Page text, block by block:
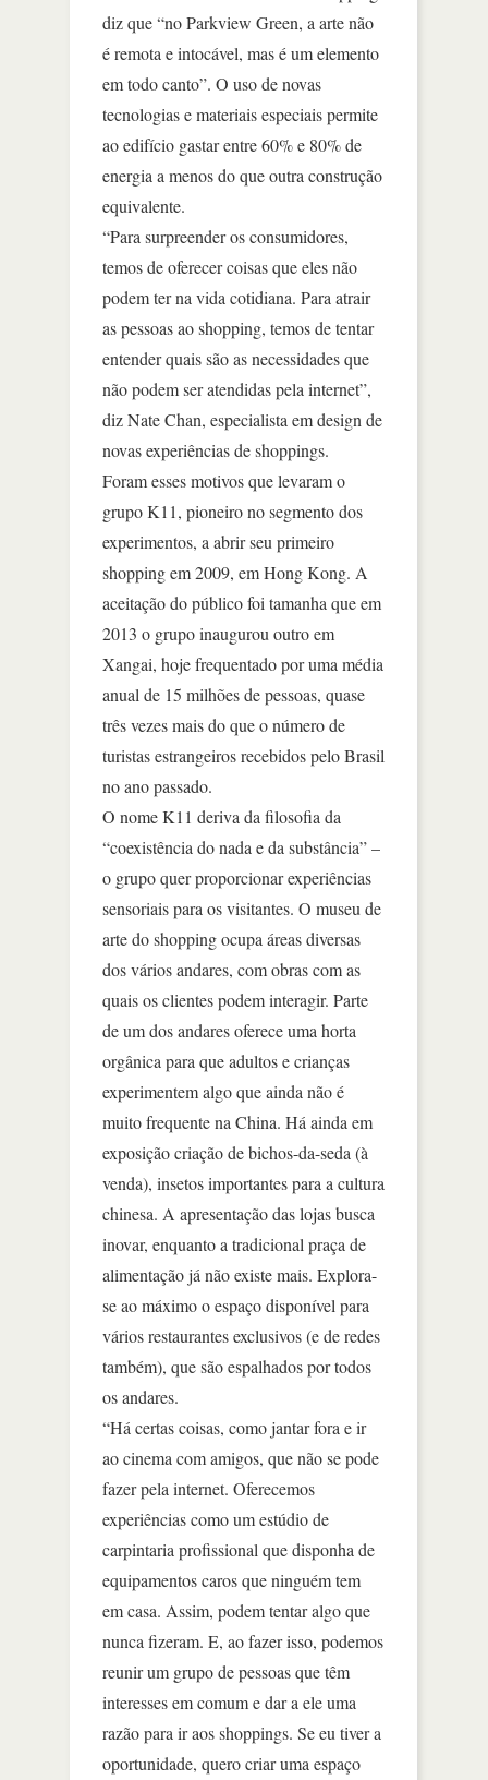
diz que “no Parkview Green, a arte não
é remota e intocável, mas é um elemento
em todo canto”. O uso de novas
tecnologias e materiais especiais permite
ao edifício gastar entre 60% e 80% de
energia a menos do que outra construção
equivalente.
“Para surpreender os consumidores,
temos de oferecer coisas que eles não
podem ter na vida cotidiana. Para atrair
as pessoas ao shopping, temos de tentar
entender quais são as necessidades que
não podem ser atendidas pela internet”,
diz Nate Chan, especialista em design de
novas experiências de shoppings.
Foram esses motivos que levaram o
grupo K11, pioneiro no segmento dos
experimentos, a abrir seu primeiro
shopping em 2009, em Hong Kong. A
aceitação do público foi tamanha que em
2013 o grupo inaugurou outro em
Xangai, hoje frequentado por uma média
anual de 15 milhões de pessoas, quase
três vezes mais do que o número de
turistas estrangeiros recebidos pelo Brasil
no ano passado.
O nome K11 deriva da filosofia da
“coexistência do nada e da substância” –
o grupo quer proporcionar experiências
sensoriais para os visitantes. O museu de
arte do shopping ocupa áreas diversas
dos vários andares, com obras com as
quais os clientes podem interagir. Parte
de um dos andares oferece uma horta
orgânica para que adultos e crianças
experimentem algo que ainda não é
muito frequente na China. Há ainda em
exposição criação de bichos-da-seda (à
venda), insetos importantes para a cultura
chinesa. A apresentação das lojas busca
inovar, enquanto a tradicional praça de
alimentação já não existe mais. Explora-
se ao máximo o espaço disponível para
vários restaurantes exclusivos (e de redes
também), que são espalhados por todos
os andares.
“Há certas coisas, como jantar fora e ir
ao cinema com amigos, que não se pode
fazer pela internet. Oferecemos
experiências como um estúdio de
carpintaria profissional que disponha de
equipamentos caros que ninguém tem
em casa. Assim, podem tentar algo que
nunca fizeram. E, ao fazer isso, podemos
reunir um grupo de pessoas que têm
interesses em comum e dar a ele uma
razão para ir aos shoppings. Se eu tiver a
oportunidade, quero criar uma espaço